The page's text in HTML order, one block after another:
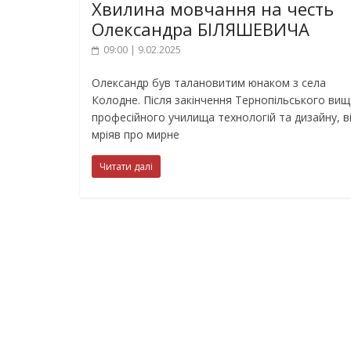
Хвилина мовчання на честь
Олександра БІЛЯШЕВИЧА
09:00 | 9.02.2025
Олександр був талановитим юнаком з села
Колодне. Після закінчення Тернопільського
професійного училища технологій та дизайну,
мріяв про мирне
Читати далі